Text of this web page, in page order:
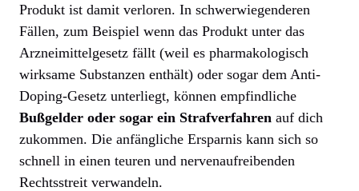
Produkt ist damit verloren. In schwerwiegenderen
Fällen, zum Beispiel wenn das Produkt unter das
Arzneimittelgesetz fällt (weil es pharmakologisch
wirksame Substanzen enthält) oder sogar dem Anti-
Doping-Gesetz unterliegt, können empfindliche
Bußgelder oder sogar ein Strafverfahren auf dich
zukommen. Die anfängliche Ersparnis kann sich so
schnell in einen teuren und nervenaufreibenden
Rechtsstreit verwandeln.